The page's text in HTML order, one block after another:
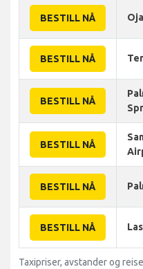
BESTILL NÅ
BESTILL NÅ
BESTILL NÅ
BESTILL NÅ
BESTILL NÅ
BESTILL NÅ
Taxipriser, avstander og